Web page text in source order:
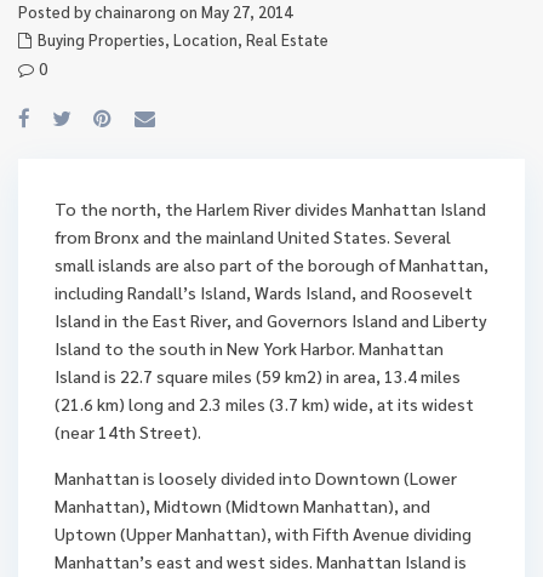
Posted by chainarong on May 27, 2014
Buying Properties, Location, Real Estate
0
To the north, the Harlem River divides Manhattan Island
from Bronx and the mainland United States. Several
small islands are also part of the borough of Manhattan,
including Randall’s Island, Wards Island, and Roosevelt
Island in the East River, and Governors Island and Liberty
Island to the south in New York Harbor. Manhattan
Island is 22.7 square miles (59 km2) in area, 13.4 miles
(21.6 km) long and 2.3 miles (3.7 km) wide, at its widest
(near 14th Street).
Manhattan is loosely divided into Downtown (Lower
Manhattan), Midtown (Midtown Manhattan), and
Uptown (Upper Manhattan), with Fifth Avenue dividing
Manhattan’s east and west sides. Manhattan Island is